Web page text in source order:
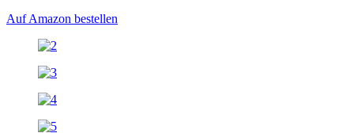
Auf Amazon bestellen